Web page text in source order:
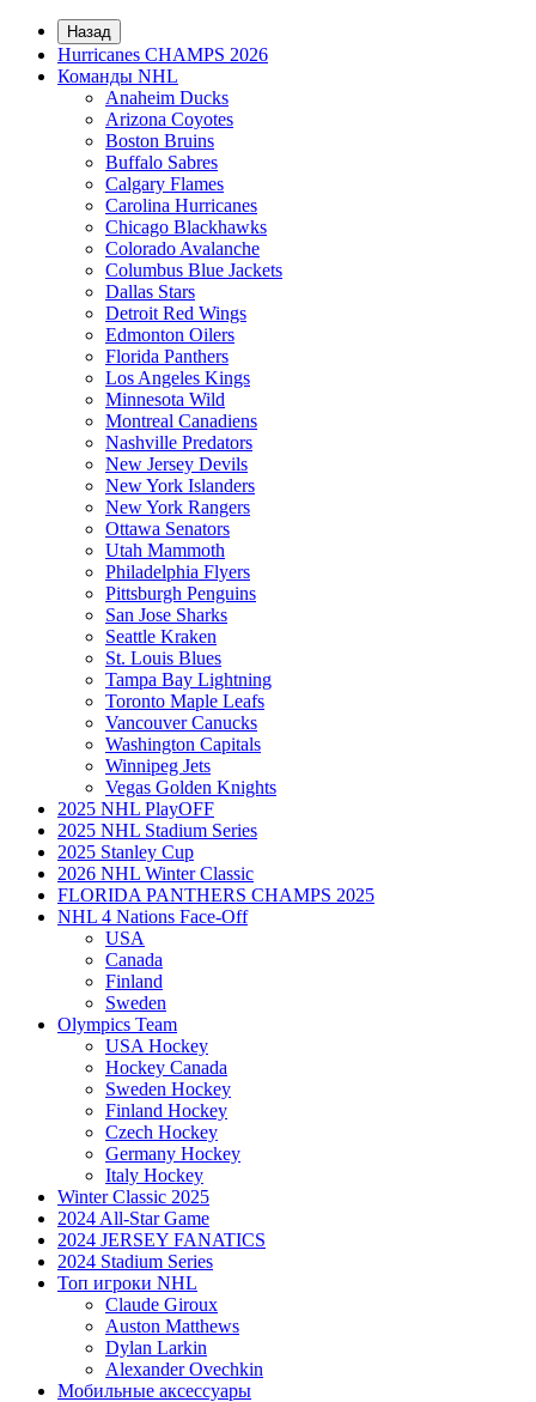
Назад
Hurricanes CHAMPS 2026
Команды NHL
Anaheim Ducks
Arizona Coyotes
Boston Bruins
Buffalo Sabres
Calgary Flames
Carolina Hurricanes
Chicago Blackhawks
Colorado Avalanche
Columbus Blue Jackets
Dallas Stars
Detroit Red Wings
Edmonton Oilers
Florida Panthers
Los Angeles Kings
Minnesota Wild
Montreal Canadiens
Nashville Predators
New Jersey Devils
New York Islanders
New York Rangers
Ottawa Senators
Utah Mammoth
Philadelphia Flyers
Pittsburgh Penguins
San Jose Sharks
Seattle Kraken
St. Louis Blues
Tampa Bay Lightning
Toronto Maple Leafs
Vancouver Canucks
Washington Capitals
Winnipeg Jets
Vegas Golden Knights
2025 NHL PlayOFF
2025 NHL Stadium Series
2025 Stanley Cup
2026 NHL Winter Classic
FLORIDA PANTHERS CHAMPS 2025
NHL 4 Nations Face-Off
USA
Canada
Finland
Sweden
Olympics Team
USA Hockey
Hockey Canada
Sweden Hockey
Finland Hockey
Czech Hockey
Germany Hockey
Italy Hockey
Winter Classic 2025
2024 All-Star Game
2024 JERSEY FANATICS
2024 Stadium Series
Топ игроки NHL
Claude Giroux
Auston Matthews
Dylan Larkin
Alexander Ovechkin
Мобильные аксессуары